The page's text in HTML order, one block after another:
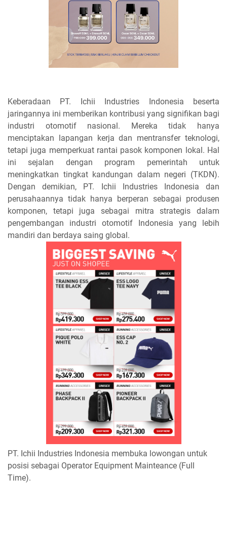
Keberadaan PT. Ichii Industries Indonesia beserta
jaringannya ini memberikan kontribusi yang signifikan bagi
industri otomotif nasional. Mereka tidak hanya
menciptakan lapangan kerja dan mentransfer teknologi,
tetapi juga memperkuat rantai pasok komponen lokal. Hal
ini sejalan dengan program pemerintah untuk
meningkatkan tingkat kandungan dalam negeri (TKDN).
Dengan demikian, PT. Ichii Industries Indonesia dan
perusahaannya tidak hanya berperan sebagai produsen
komponen, tetapi juga sebagai mitra strategis dalam
pengembangan industri otomotif Indonesia yang lebih
mandiri dan berdaya saing global.
PT. Ichii Industries Indonesia membuka lowongan untuk
posisi sebagai Operator Equipment Mainteance (Full
Time).